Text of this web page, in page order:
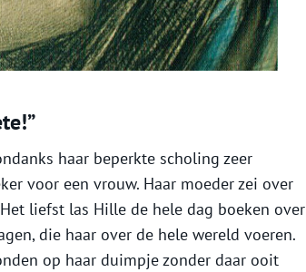
haar beperkte scholing zeer
voor een vrouw. Haar moeder zei over
liefst las Hille de hele dag boeken over
die haar over de hele wereld voeren.
op haar duimpje zonder daar ooit